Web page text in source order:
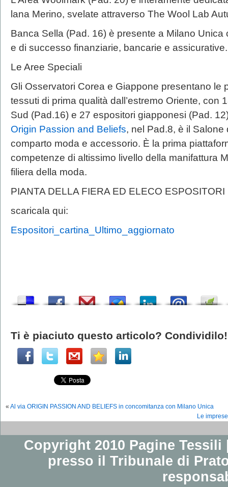
lana Merino, svelate attraverso The Wool Lab
Banca Sella (Pad. 16) è presente a Milano
e di successo finanziarie, bancarie e assicurative.
Le Aree Speciali
Gli Osservatori Corea e Giappone presentano le
tessuti di prima qualità dall’estremo Oriente, con
Sud (Pad.16) e 27 espositori giapponesi (Pad.
Origin Passion and Beliefs, nel Pad.8, è il
comparto moda e accessorio. È la prima
competenze di altissimo livello della manifattura
filiera della moda.
PIANTA DELLA FIERA ED ELECO ESPOSITORI
scaricala qui:
Espositori_cartina_Ultimo_aggiornato
Ti è piaciuto questo articolo? Condividilo!
« Al via ORIGIN PASSION AND BELIEFS in concomitanza con Milano Unica
Le
Copyright 2010 Pagine
presso il Tribunale di